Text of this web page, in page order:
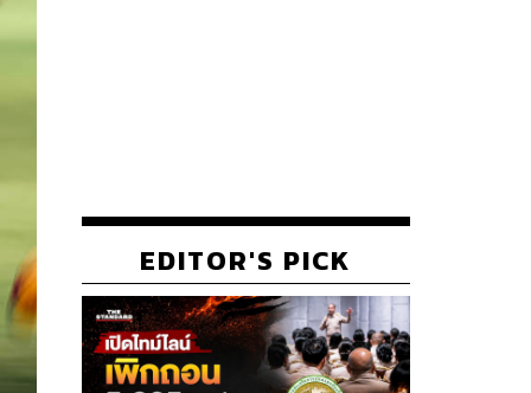
EDITOR'S PICK